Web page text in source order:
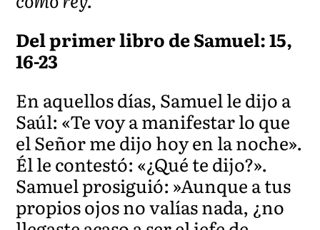
Del primer libro de Samuel: 15,
16-23
En aquellos días, Samuel le dijo a
Saúl: «Te voy a manifestar lo que
el Señor me dijo hoy en la noche».
Él le contestó: «¿Qué te dijo?».
Samuel prosiguió: »Aunque a tus
propios ojos no valías nada, ¿no